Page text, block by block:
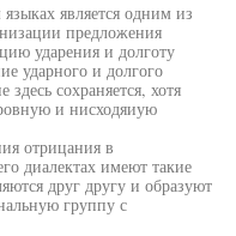
является одним из
предложения
ударения и долготу
ударного и долгого
здесь сохраняется, хотя
и нисходяиую
отрицания в
диалектах имеют такие
друг другу и образуют
группу с